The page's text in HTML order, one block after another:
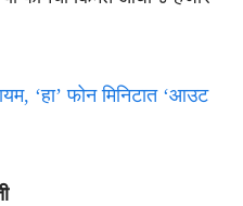
‘हा’ फोन मिनिटात ‘आउट